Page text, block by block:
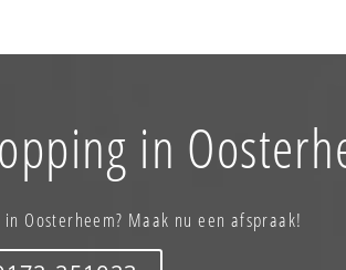
in
Oosterheem? Maak nu een afspraak!